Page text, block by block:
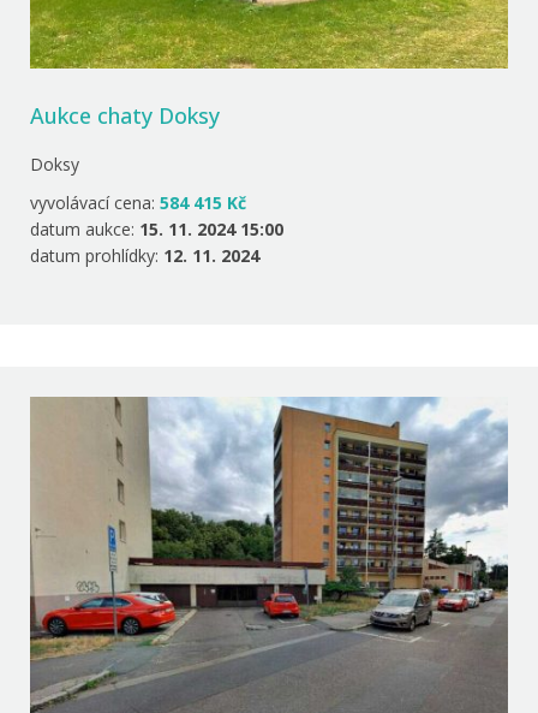
Aukce chaty Doksy
Doksy
vyvolávací cena: 584 415 Kč
datum aukce: 15. 11. 2024 15:00
datum prohlídky: 12. 11. 2024